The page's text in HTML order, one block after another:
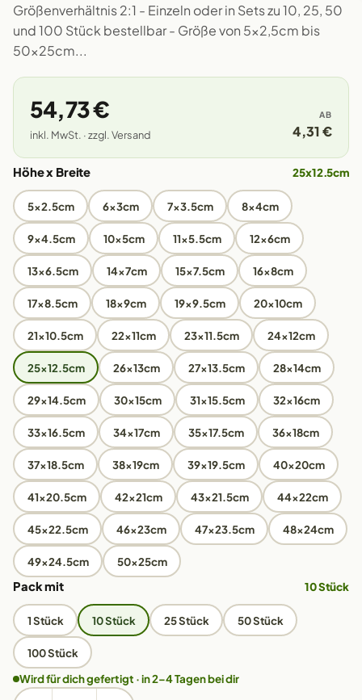
Größenverhältnis 2:1 - Einzeln oder in Sets zu 10, 25, 50
und 100 Stück bestellbar - Größe von 5x2,5cm bis
50x25cm...
54,73 €
inkl. MwSt. · zzgl. Versand
AB
4,31 €
Höhe x Breite 25x12.5cm
5x2.5cm 6x3cm 7x3.5cm 8x4cm
9x4.5cm 10x5cm 11x5.5cm 12x6cm
13x6.5cm 14x7cm 15x7.5cm 16x8cm
17x8.5cm 18x9cm 19x9.5cm 20x10cm
21x10.5cm 22x11cm 23x11.5cm 24x12cm
25x12.5cm 26x13cm 27x13.5cm 28x14cm
29x14.5cm 30x15cm 31x15.5cm 32x16cm
33x16.5cm 34x17cm 35x17.5cm 36x18cm
37x18.5cm 38x19cm 39x19.5cm 40x20cm
41x20.5cm 42x21cm 43x21.5cm 44x22cm
45x22.5cm 46x23cm 47x23.5cm 48x24cm
49x24.5cm 50x25cm
Pack mit 10 Stück
1 Stück 10 Stück 25 Stück 50 Stück
100 Stück
Wird für dich gefertigt · in 2–4 Tagen bei dir